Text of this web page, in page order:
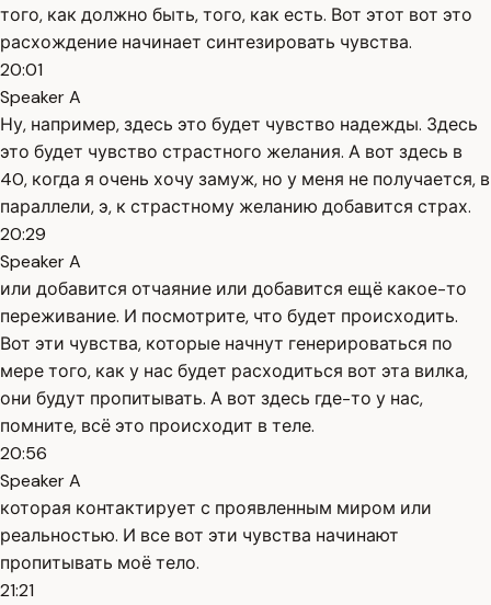
того, как должно быть, того, как есть. Вот этот вот это
расхождение начинает синтезировать чувства.
20:01
Speaker A
Ну, например, здесь это будет чувство надежды. Здесь
это будет чувство страстного желания. А вот здесь в
40, когда я очень хочу замуж, но у меня не получается, в
параллели, э, к страстному желанию добавится страх.
20:29
Speaker A
или добавится отчаяние или добавится ещё какое-то
переживание. И посмотрите, что будет происходить.
Вот эти чувства, которые начнут генерироваться по
мере того, как у нас будет расходиться вот эта вилка,
они будут пропитывать. А вот здесь где-то у нас,
помните, всё это происходит в теле.
20:56
Speaker A
которая контактирует с проявленным миром или
реальностью. И все вот эти чувства начинают
пропитывать моё тело.
21:21